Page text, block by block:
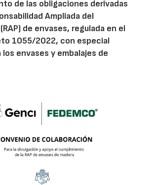
de las obligaciones derivadas
Ampliada del
de envases, regulada en el
1055/2022, con especial
envases y embalajes de